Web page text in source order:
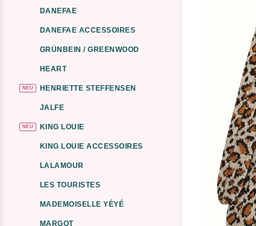
DANEFAE
DANEFAE ACCESSOIRES
GRÜNBEIN / GREENWOOD
HEART
NEU HENRIETTE STEFFENSEN
JALFE
NEU KING LOUIE
KING LOUIE ACCESSOIRES
LALAMOUR
LES TOURISTES
MADEMOISELLE YÉYÉ
MARGOT